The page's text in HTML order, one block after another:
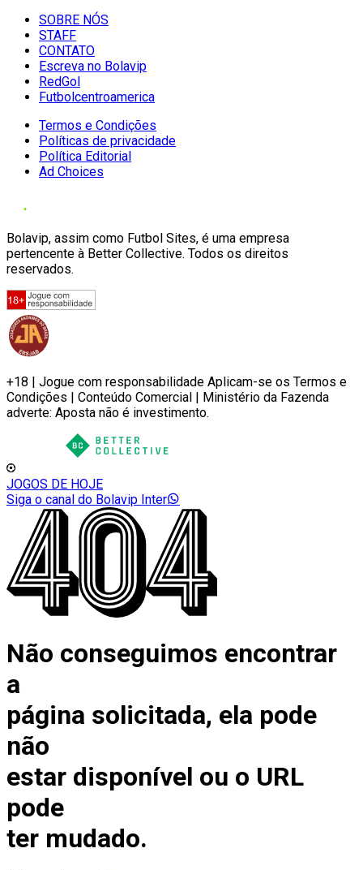
SOBRE NÓS
STAFF
CONTATO
Escreva no Bolavip
RedGol
Futbolcentroamerica
Termos e Condições
Políticas de privacidade
Política Editorial
Ad Choices
Bolavip, assim como Futbol Sites, é uma empresa
pertencente à Better Collective. Todos os direitos
reservados.
+18 | Jogue com responsabilidade Aplicam-se os Termos e
Condições | Conteúdo Comercial | Ministério da Fazenda
adverte: Aposta não é investimento.
JOGOS DE HOJE
Siga o canal do Bolavip Inter
Não conseguimos encontrar
a
página solicitada, ela pode
não
estar disponível ou o URL
pode
ter mudado.